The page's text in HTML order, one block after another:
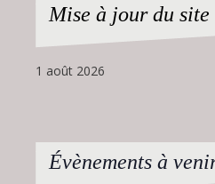
Mise à jour du site
1 août 2026
Évènements à